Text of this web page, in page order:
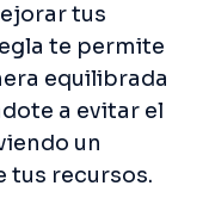
tus
te permite
equilibrada
a evitar el
un
tus recursos.